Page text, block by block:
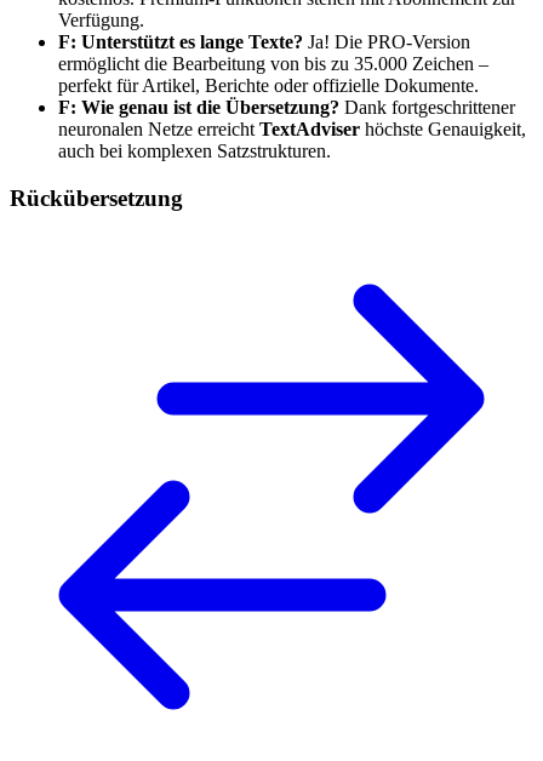
Verfügung.
F: Unterstützt es lange Texte? Ja! Die PRO-Version
ermöglicht die Bearbeitung von bis zu 35.000 Zeichen –
perfekt für Artikel, Berichte oder offizielle Dokumente.
F: Wie genau ist die Übersetzung? Dank fortgeschrittener
neuronalen Netze erreicht TextAdviser höchste Genauigkeit,
auch bei komplexen Satzstrukturen.
Rückübersetzung